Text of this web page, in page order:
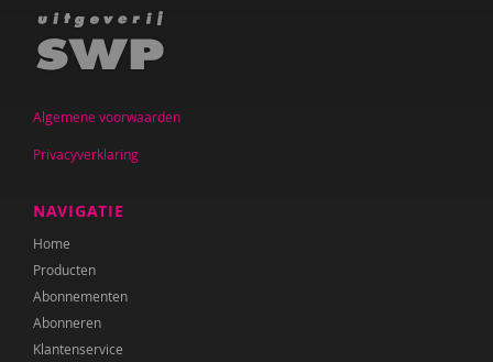
Celeste Bekkering
Nicolette van den Berg
Remco van den Berg
Tonny van den Berg
Willeke van den Berg-Meijerhoven
Algemene voorwaarden
Privacyverklaring
NAVIGATIE
Home
Producten
Abonnementen
Abonneren
Klantenservice